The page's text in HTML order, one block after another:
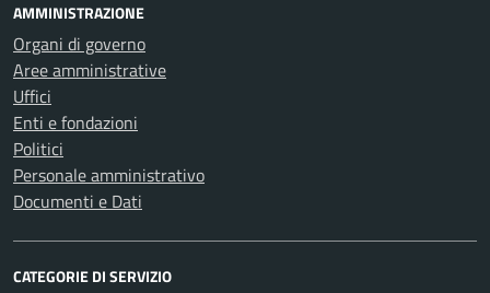
AMMINISTRAZIONE
Organi di governo
Aree amministrative
Uffici
Enti e fondazioni
Politici
Personale amministrativo
Documenti e Dati
CATEGORIE DI SERVIZIO